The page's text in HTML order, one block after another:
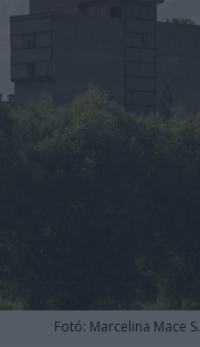
Fotó: Marcelina Mace S.